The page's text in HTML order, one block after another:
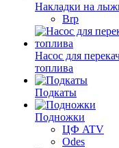
Накладки на
Brp
Насос для
топлива
Подкаты
Подножки
ЦФ ATV
Odes